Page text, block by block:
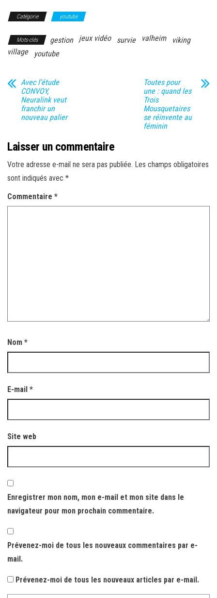
Catégorie youtube
Mots-clés gestion jeux vidéo survie valheim
viking
village
youtube
Avec l’étude
CONVOY,
Neuralink veut
franchir un
nouveau palier
Toutes pour
une : quand les
Trois
Mousquetaires
se réinvente au
féminin
Laisser un commentaire
Votre adresse e-mail ne sera pas publiée. Les champs obligatoires
sont indiqués avec *
Commentaire *
Nom *
E-mail *
Site web
Enregistrer mon nom, mon e-mail et mon site dans le
navigateur pour mon prochain commentaire.
Prévenez-moi de tous les nouveaux commentaires par e-
mail.
Prévenez-moi de tous les nouveaux articles par e-mail.